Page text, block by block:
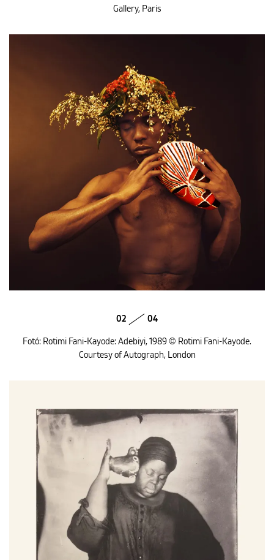
Gallery, Paris
02 04
Fotó: Rotimi Fani-Kayode: Adebiyi, 1989 © Rotimi Fani-Kayode.
Courtesy of Autograph, London